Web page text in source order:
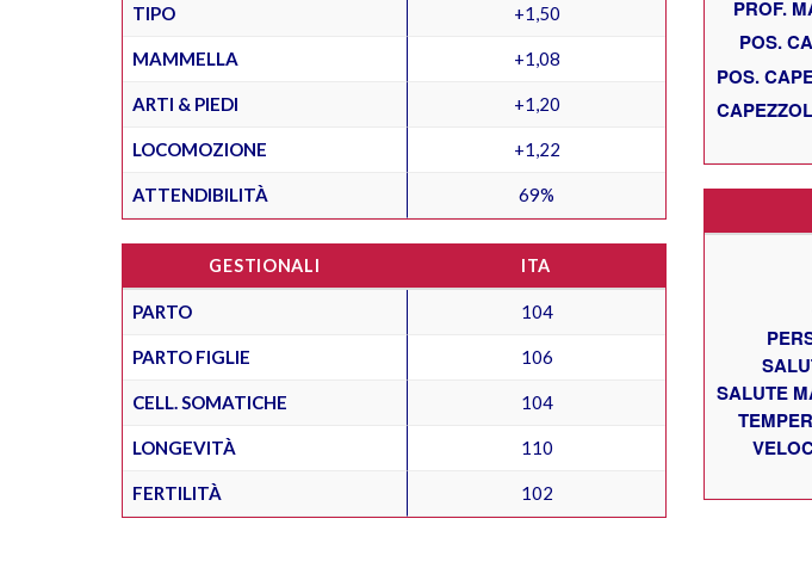
TIPO +1,50
MAMMELLA +1,08
ARTI & PIEDI +1,20
LOCOMOZIONE +1,22
ATTENDIBILITÀ 69%
GESTIONALI ITA
PARTO 104
PARTO FIGLIE 106
CELL. SOMATICHE 104
LONGEVITÀ 110
FERTILITÀ 102